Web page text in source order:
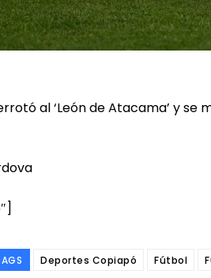
al ‘León de Atacama’ y
Deportes Copiapó Fútbol